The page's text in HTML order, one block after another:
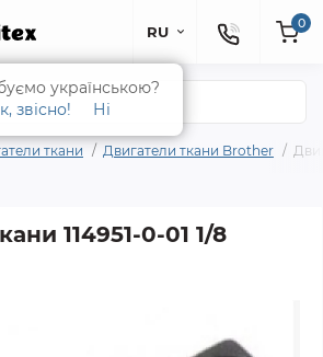
RU 0
ткани Двигатели ткани Brother
114951-0-01 1/8
українською?
звісно!
Ні